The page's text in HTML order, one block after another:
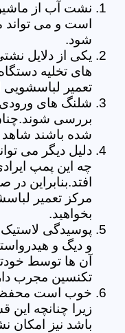
نشت آب از
است و می
شود.
یکی از دلایل
های تخلیه
تعمیر لباسشویی
شلنگ های ورودی
بررسی
شده باشند شاهد
دلیل دیگر می
چه این پمپ
افتد.بنابراین
مرکز تعمیر
بخواهید.
پوسیدگی لاستیک
و دیگ و
آن ها توسط
تکنسین مجرب
خوب است محفظه
زیرا چنانچه
باشد نیز امکان